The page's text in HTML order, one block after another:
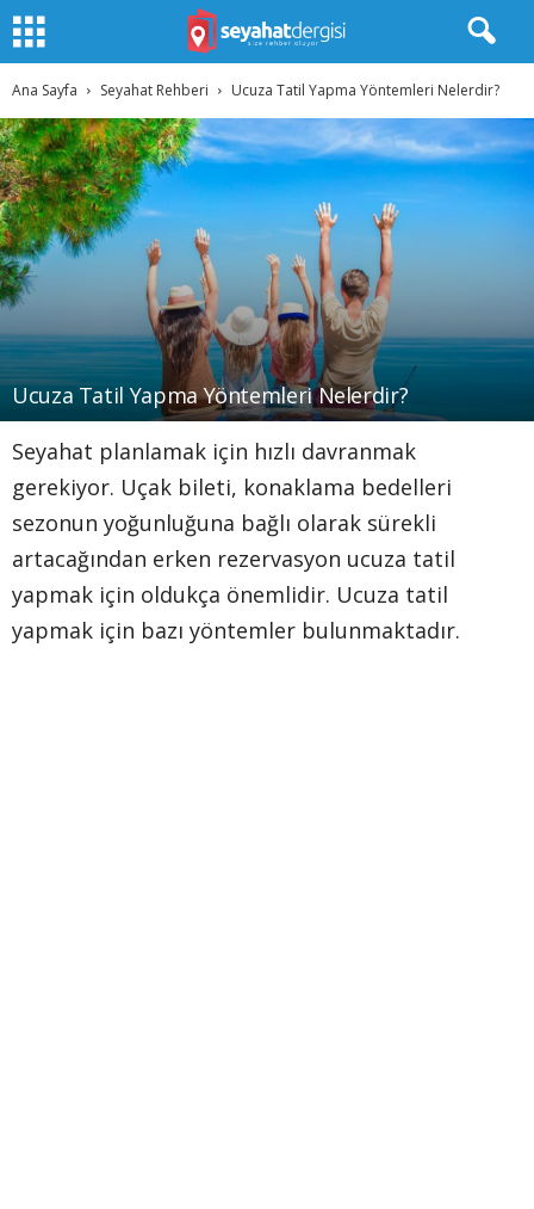
Ana Sayfa Seyahat Rehberi Ucuza Tatil Yapma Yöntemleri Nelerdir?
Ucuza Tatil Yapma Yöntemleri Nelerdir?
Seyahat planlamak için hızlı davranmak
gerekiyor. Uçak bileti, konaklama bedelleri
sezonun yoğunluğuna bağlı olarak sürekli
artacağından erken rezervasyon ucuza tatil
yapmak için oldukça önemlidir. Ucuza tatil
yapmak için bazı yöntemler bulunmaktadır.